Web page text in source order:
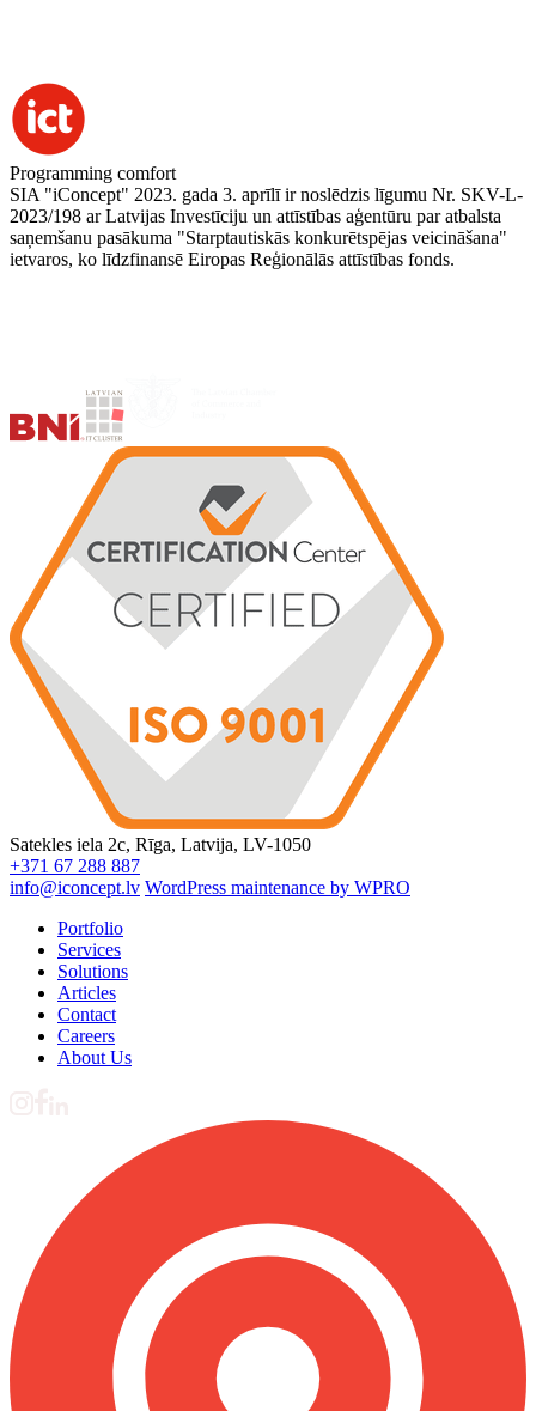
Programming comfort
SIA "iConcept" 2023. gada 3. aprīlī ir noslēdzis līgumu Nr. SKV-L-
2023/198 ar Latvijas Investīciju un attīstības aģentūru par atbalsta
saņemšanu pasākuma "Starptautiskās konkurētspējas veicināšana"
ietvaros, ko līdzfinansē Eiropas Reģionālās attīstības fonds.
Satekles iela 2c, Rīga, Latvija, LV-1050
+371 67 288 887
info@iconcept.lv WordPress maintenance by WPRO
Portfolio
Services
Solutions
Articles
Contact
Careers
About Us